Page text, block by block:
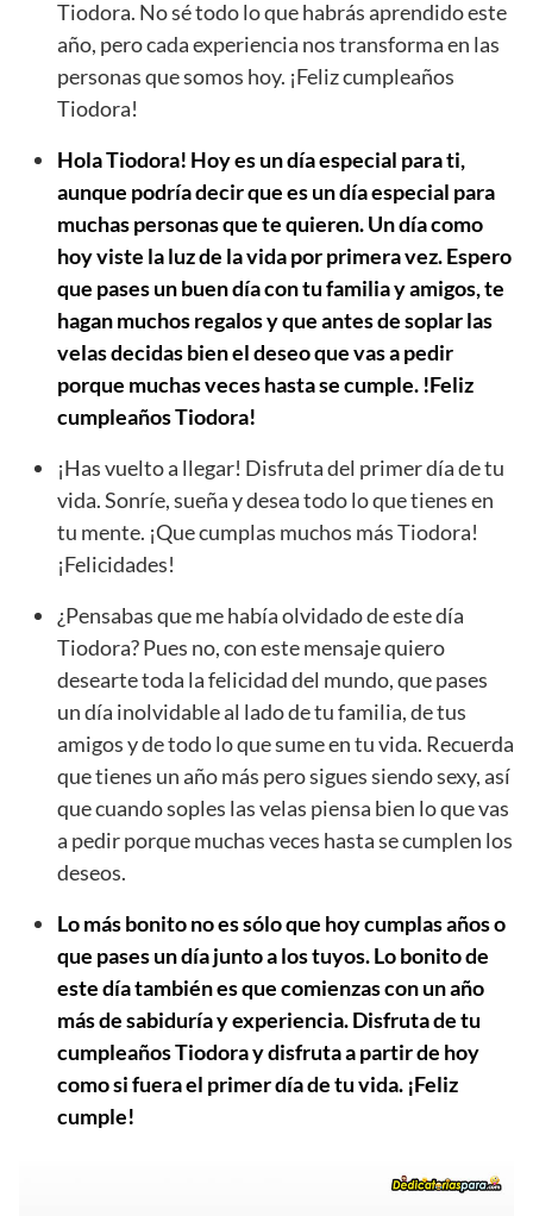
Tiodora. No sé todo lo que habrás aprendido este
año, pero cada experiencia nos transforma en las
personas que somos hoy. ¡Feliz cumpleaños
Tiodora!
Hola Tiodora! Hoy es un día especial para ti,
aunque podría decir que es un día especial para
muchas personas que te quieren. Un día como
hoy viste la luz de la vida por primera vez. Espero
que pases un buen día con tu familia y amigos, te
hagan muchos regalos y que antes de soplar las
velas decidas bien el deseo que vas a pedir
porque muchas veces hasta se cumple. !Feliz
cumpleaños Tiodora!
¡Has vuelto a llegar! Disfruta del primer día de tu
vida. Sonríe, sueña y desea todo lo que tienes en
tu mente. ¡Que cumplas muchos más Tiodora!
¡Felicidades!
¿Pensabas que me había olvidado de este día
Tiodora? Pues no, con este mensaje quiero
desearte toda la felicidad del mundo, que pases
un día inolvidable al lado de tu familia, de tus
amigos y de todo lo que sume en tu vida. Recuerda
que tienes un año más pero sigues siendo sexy, así
que cuando soples las velas piensa bien lo que vas
a pedir porque muchas veces hasta se cumplen los
deseos.
Lo más bonito no es sólo que hoy cumplas años o
que pases un día junto a los tuyos. Lo bonito de
este día también es que comienzas con un año
más de sabiduría y experiencia. Disfruta de tu
cumpleaños Tiodora y disfruta a partir de hoy
como si fuera el primer día de tu vida. ¡Feliz
cumple!